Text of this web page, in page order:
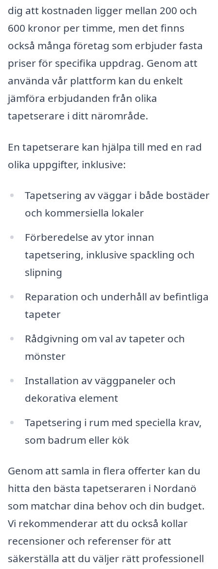
dig att kostnaden ligger mellan 200 och
600 kronor per timme, men det finns
också många företag som erbjuder fasta
priser för specifika uppdrag. Genom att
använda vår plattform kan du enkelt
jämföra erbjudanden från olika
tapetserare i ditt närområde.
En tapetserare kan hjälpa till med en rad
olika uppgifter, inklusive:
Tapetsering av väggar i både bostäder
och kommersiella lokaler
Förberedelse av ytor innan
tapetsering, inklusive spackling och
slipning
Reparation och underhåll av befintliga
tapeter
Rådgivning om val av tapeter och
mönster
Installation av väggpaneler och
dekorativa element
Tapetsering i rum med speciella krav,
som badrum eller kök
Genom att samla in flera offerter kan du
hitta den bästa tapetseraren i Nordanö
som matchar dina behov och din budget.
Vi rekommenderar att du också kollar
recensioner och referenser för att
säkerställa att du väljer rätt professionell